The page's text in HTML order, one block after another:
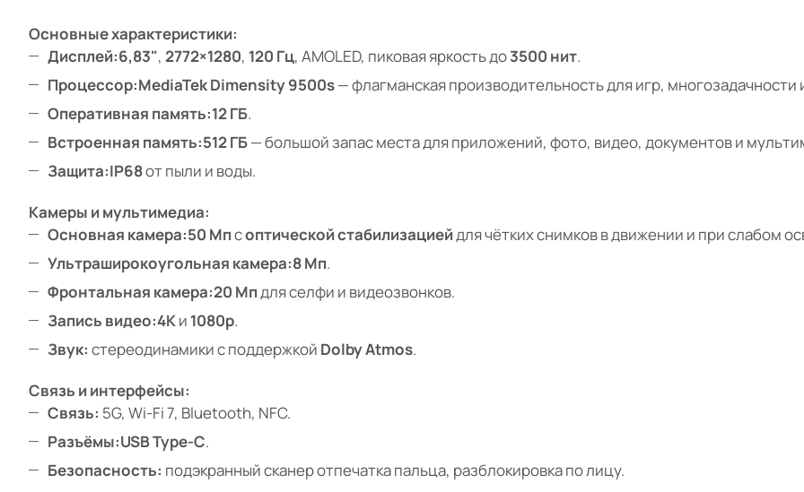
Основные характеристики:
Дисплей:6,83", 2772×1280, 120 Гц, AMOLED, пиковая яркость до3500 нит.
Процессор:MediaTek Dimensity 9500s— флагманская производительность для игр, многозадачности
Оперативная память:12 ГБ.
Встроенная память:512 ГБ— большой запас места для приложений, фото, видео, документов и
Защита:IP68от пыли и воды.
Камеры и мультимедиа:
Основная камера:50 Мпсоптической стабилизациейдля чётких снимков в движении и при слабом
Ультраширокоугольная камера:8 Мп.
Фронтальная камера:20 Мпдля селфи и видеозвонков.
Запись видео:4Kи 1080p.
Звук: стереодинамики с поддержкой Dolby Atmos.
Связь и интерфейсы:
Связь: 5G, Wi-Fi 7, Bluetooth, NFC.
Разъёмы:USB Type-C.
Безопасность: подэкранный сканер отпечатка пальца, разблокировка по лицу.